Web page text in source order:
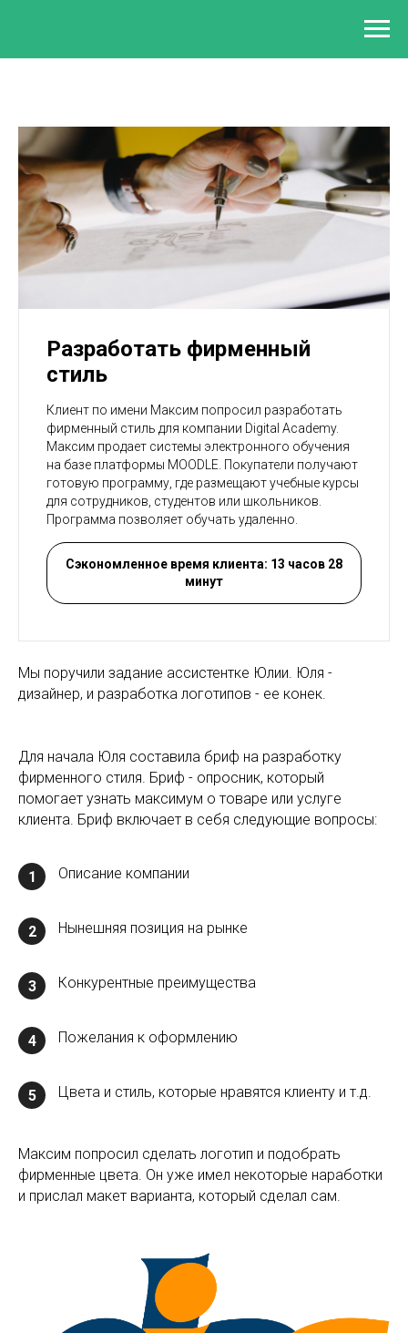
Разработать фирменный
стиль
Клиент по имени Максим попросил разработать
фирменный стиль для компании Digital Academy.
Максим продает системы электронного обучения
на базе платформы MOODLE. Покупатели получают
готовую программу, где размещают учебные курсы
для сотрудников, студентов или школьников.
Программа позволяет обучать удаленно.
Сэкономленное время клиента: 13 часов 28
минут
Мы поручили задание ассистентке Юлии. Юля -
дизайнер, и разработка логотипов - ее конек.
Для начала Юля составила бриф на разработку
фирменного стиля. Бриф - опросник, который
помогает узнать максимум о товаре или услуге
клиента. Бриф включает в себя следующие вопросы:
1 Описание компании
2 Нынешняя позиция на рынке
3 Конкурентные преимущества
4 Пожелания к оформлению
5 Цвета и стиль, которые нравятся клиенту и т.д.
Максим попросил сделать логотип и подобрать
фирменные цвета. Он уже имел некоторые наработки
и прислал макет варианта, который сделал сам.